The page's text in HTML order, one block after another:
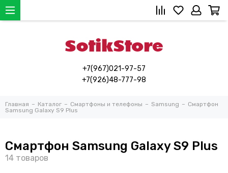
+7(967)021-97-57
+7(926)48-777-98
Главная Каталог Смартфоны и телефоны Samsung
Смартфон
Samsung Galaxy S9 Рlus
Смартфон Samsung Galaxy S9 Рlus